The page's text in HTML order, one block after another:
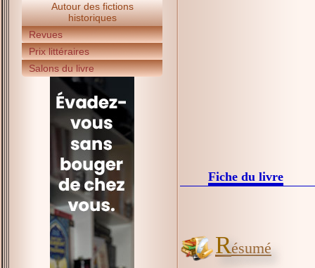
Autour des fictions
historiques
Revues
Prix littéraires
Salons du livre
Fiche du livre
Résumé